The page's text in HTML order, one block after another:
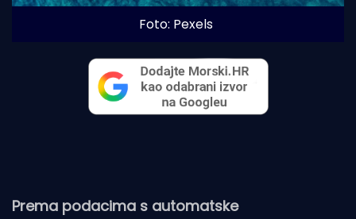
Foto: Pexels
Prema podacima s automatske